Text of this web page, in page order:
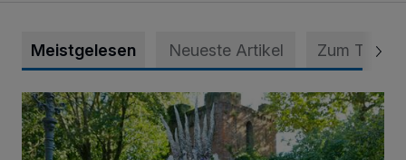
Meistgelesen Neueste Artikel Zum Thema
Krähen-Fee-Fantasy-Convention am 1. und 2. August in